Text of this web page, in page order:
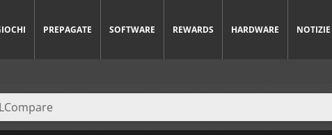
PREPAGATE SOFTWARE REWARDS HARDWARE NOTIZIE